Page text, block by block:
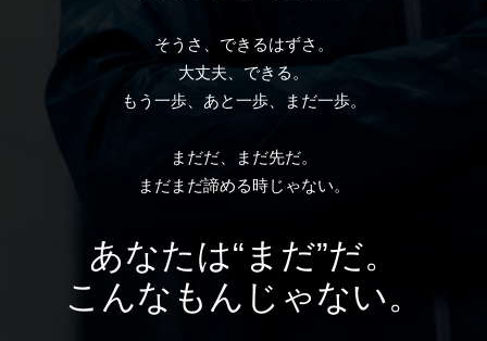
そうさ、できるはずさ。
大丈夫、できる。
もう一歩、あと一歩、まだ一歩。
まだだ、まだ先だ。
まだまだ諦める時じゃない。
あなたは“まだ”だ。
こんなもんじゃない。